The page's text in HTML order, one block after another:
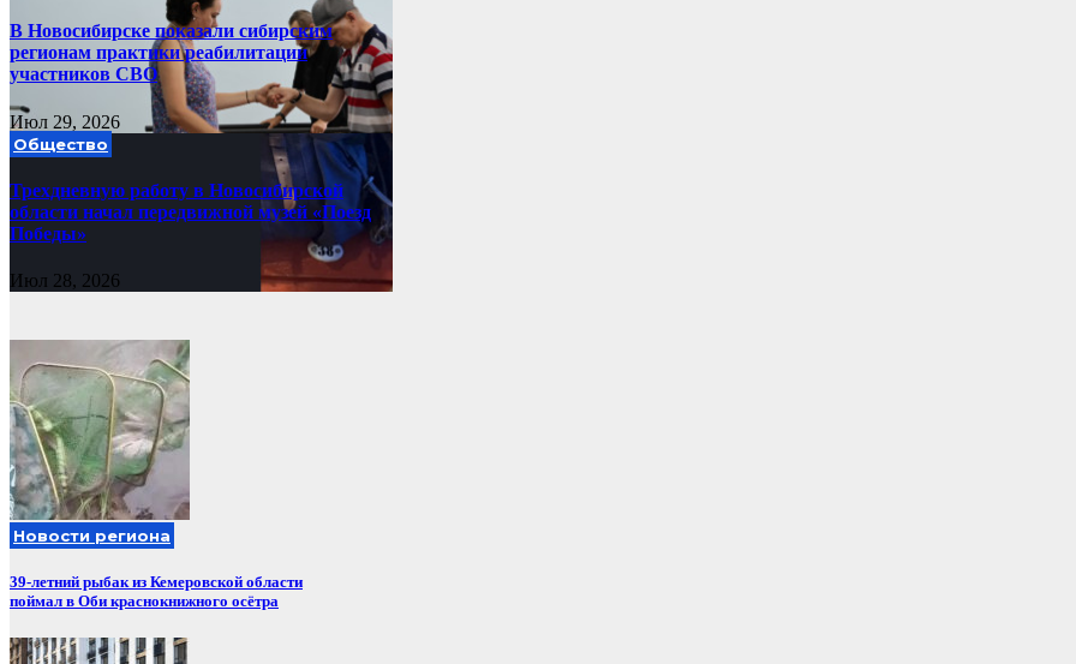
В Новосибирске показали сибирским
регионам практики реабилитации
участников СВО
Июл 29, 2026
Общество
Трехдневную работу в Новосибирской
области начал передвижной музей «Поезд
Победы»
Июл 28, 2026
Новости региона
39-летний рыбак из Кемеровской области
поймал в Оби краснокнижного осётра